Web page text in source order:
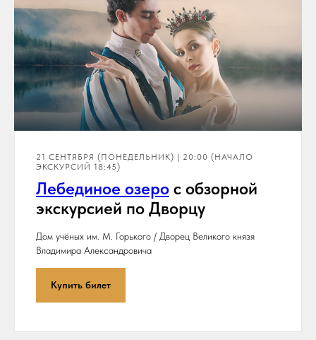
21 СЕНТЯБРЯ (ПОНЕДЕЛЬНИК) | 20:00 (НАЧАЛО
ЭКСКУРСИЙ 18:45)
Лебединое озеро с обзорной
экскурсией по Дворцу
Дом учёных им. М. Горького / Дворец Великого князя
Владимира Александровича
Купить билет